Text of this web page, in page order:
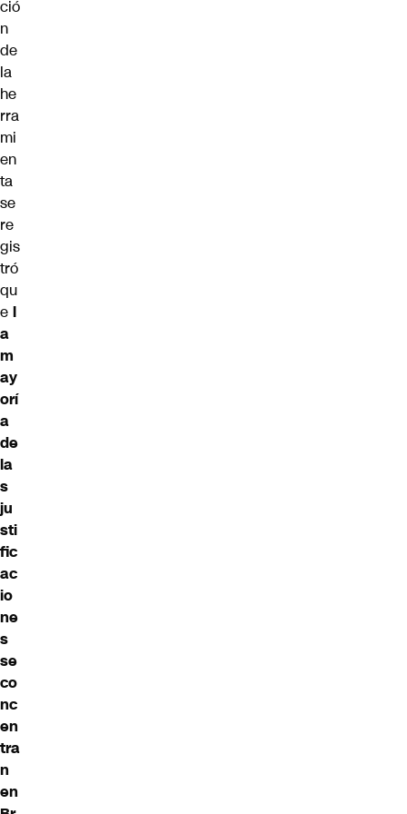
ció
n
de
la
he
rra
mi
en
ta
se
re
gis
tró
qu
e l
a
m
ay
orí
a
de
la
s
ju
sti
fic
ac
io
ne
s
se
co
nc
en
tra
n
en